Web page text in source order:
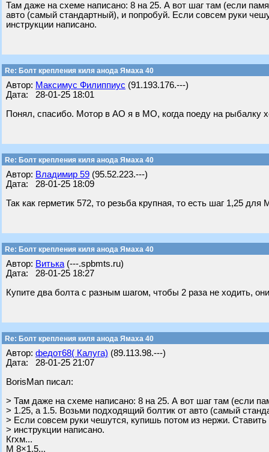
Там даже на схеме написано: 8 на 25. А вот шаг там (если
авто (самый стандартный), и попробуй. Если совсем руки
инструкции написано.
Re: Болт крепления киля анода Ямаха 40
Автор: Максимус Филиппиус (91.193.176.---)
Дата: 28-01-25 18:01
Понял, спасибо. Мотор в АО я в МО, когда поеду на рыбалку
Re: Болт крепления киля анода Ямаха 40
Автор: Владимир 59 (95.52.223.---)
Дата: 28-01-25 18:09
Так как герметик 572, то резьба крупная, то есть шаг 1,25 для
Re: Болт крепления киля анода Ямаха 40
Автор: Витька (---.spbmts.ru)
Дата: 28-01-25 18:27
Купите два болта с разным шагом, чтобы 2 раза не ходить,
Re: Болт крепления киля анода Ямаха 40
Автор: федот68( Калуга) (89.113.98.---)
Дата: 28-01-25 21:07
BorisMan писал:
> Там даже на схеме написано: 8 на 25. А вот шаг там (если
> 1.25, а 1.5. Возьми подходящий болтик от авто (самый
> Если совсем руки чешутся, купишь потом из нержи. Ставить
> инструкции написано.
Кгхм...
М 8×1,5...